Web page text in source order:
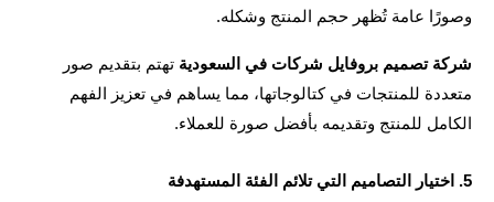
عامة تُظهر حجم المنتج وشكله.
تصميم بروفايل شركات في السعودية
تهتم بتقديم صور
للمنتج وتقديمه بأفضل صورة للعملاء.